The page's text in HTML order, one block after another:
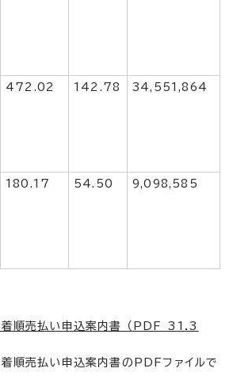
472.02 142.78 34,551,864
180.17 54.50 9,098,585
順売払い申込案内書 （PDF 31.3
順売払い申込案内書のPDFファイルで